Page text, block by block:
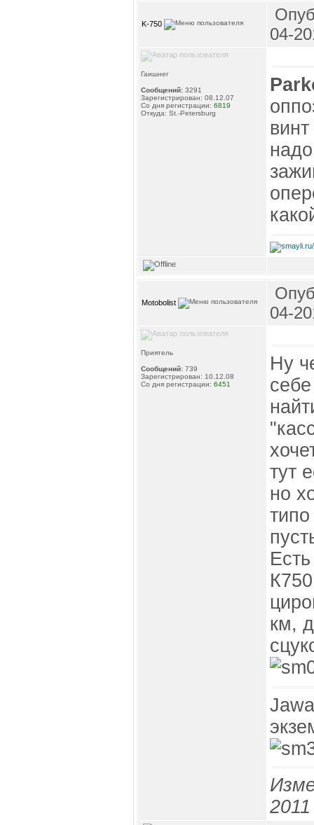
K-750
04-
Гаишнег
Сообщений: 3291
Зарегистрирован: 08.12.07
Со дня регистрации: 6819
Откуда: St.-Petersburg
Motobolist
04-
Приятель
Сообщений: 739
Зарегистрирован: 10.12.08
Со дня регистрации: 6451
Ну
тут
но
км,